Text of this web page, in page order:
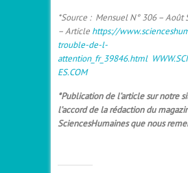
*Source : Mensuel N° 306 – Août
– Article https://
trouble-de-l-
attention_fr_39846.html
ES.COM
*Publication de l’article sur notre
l’accord de la rédaction du
SciencesHumaines que nous